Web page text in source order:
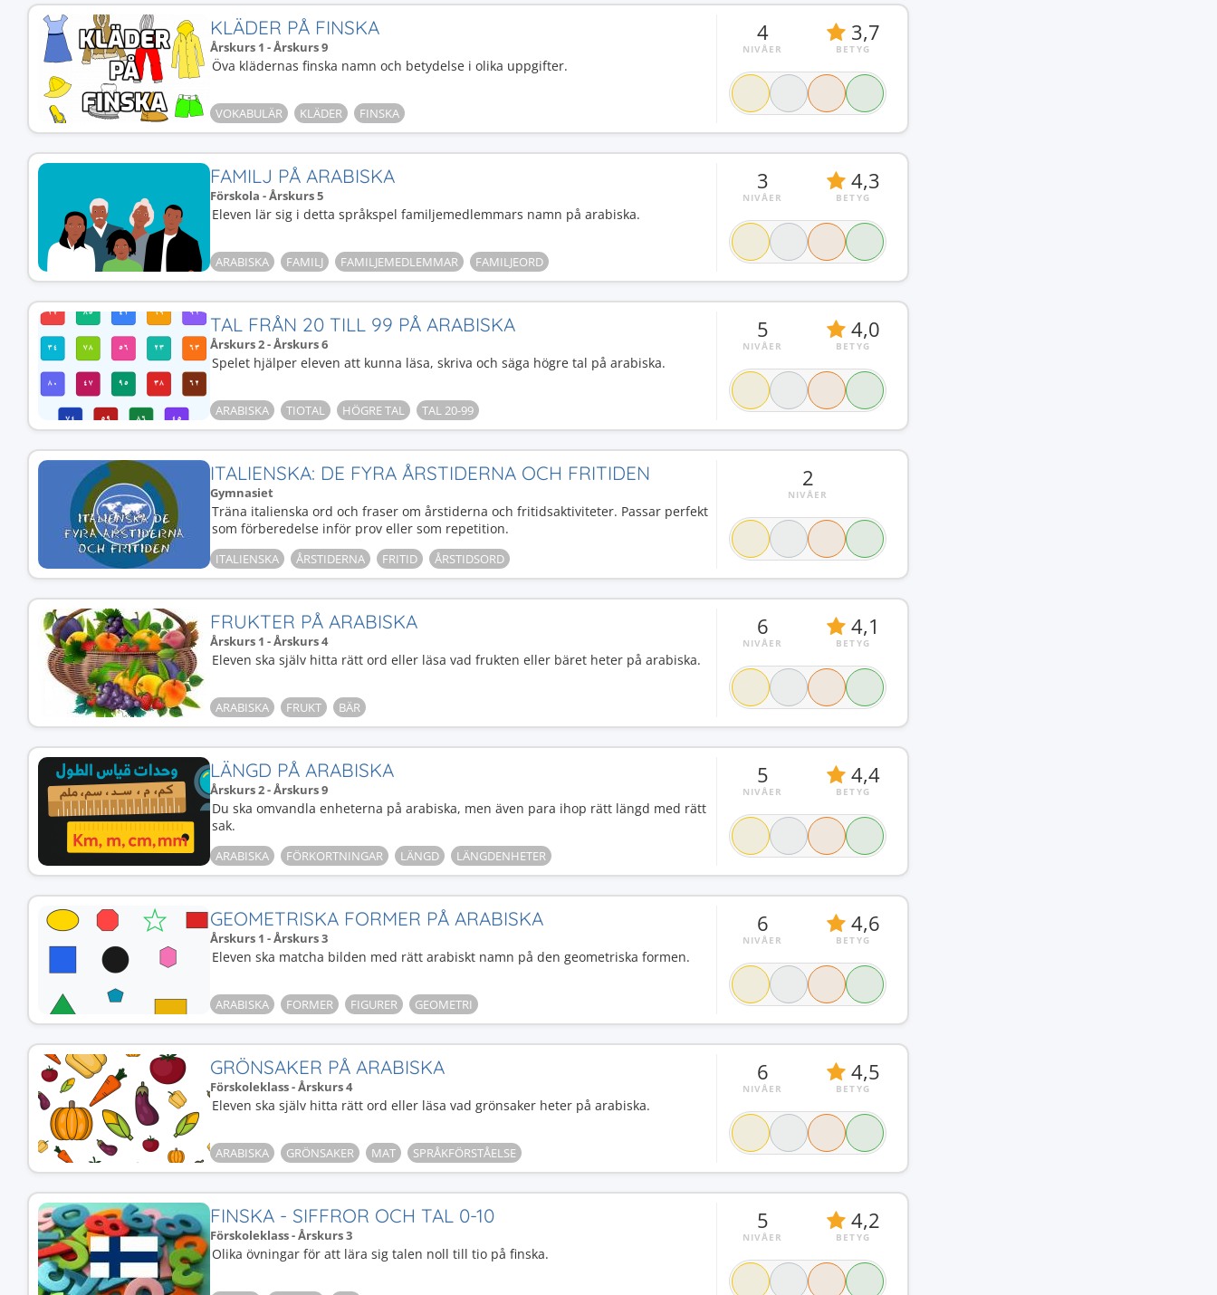
KLÄDER PÅ FINSKA
Årskurs 1 - Årskurs 9
Öva klädernas finska namn och betydelse i olika uppgifter.
VOKABULÄR KLÄDER FINSKA
4
NIVÅER
3,7
BETYG
FAMILJ PÅ ARABISKA
Förskola - Årskurs 5
Eleven lär sig i detta språkspel familjemedlemmars namn på arabiska.
ARABISKA FAMILJ FAMILJEMEDLEMMAR FAMILJEORD
3
NIVÅER
4,3
BETYG
TAL FRÅN 20 TILL 99 PÅ ARABISKA
Årskurs 2 - Årskurs 6
Spelet hjälper eleven att kunna läsa, skriva och säga högre tal på arabiska.
ARABISKA TIOTAL HÖGRE TAL TAL 20-99
5
NIVÅER
4,0
BETYG
ITALIENSKA: DE FYRA ÅRSTIDERNA OCH FRITIDEN
Gymnasiet
Träna italienska ord och fraser om årstiderna och fritidsaktiviteter. Passar perfekt
som förberedelse inför prov eller som repetition.
ITALIENSKA ÅRSTIDERNA FRITID ÅRSTIDSORD
2
NIVÅER
FRUKTER PÅ ARABISKA
Årskurs 1 - Årskurs 4
Eleven ska själv hitta rätt ord eller läsa vad frukten eller bäret heter på arabiska.
ARABISKA FRUKT BÄR
6
NIVÅER
4,1
BETYG
LÄNGD PÅ ARABISKA
Årskurs 2 - Årskurs 9
Du ska omvandla enheterna på arabiska, men även para ihop rätt längd med rätt
sak.
ARABISKA FÖRKORTNINGAR LÄNGD LÄNGDENHETER
5
NIVÅER
4,4
BETYG
GEOMETRISKA FORMER PÅ ARABISKA
Årskurs 1 - Årskurs 3
Eleven ska matcha bilden med rätt arabiskt namn på den geometriska formen.
ARABISKA FORMER FIGURER GEOMETRI
6
NIVÅER
4,6
BETYG
GRÖNSAKER PÅ ARABISKA
Förskoleklass - Årskurs 4
Eleven ska själv hitta rätt ord eller läsa vad grönsaker heter på arabiska.
ARABISKA GRÖNSAKER MAT SPRÅKFÖRSTÅELSE
6
NIVÅER
4,5
BETYG
FINSKA - SIFFROR OCH TAL 0-10
Förskoleklass - Årskurs 3
Olika övningar för att lära sig talen noll till tio på finska.
5
NIVÅER
4,2
BETYG